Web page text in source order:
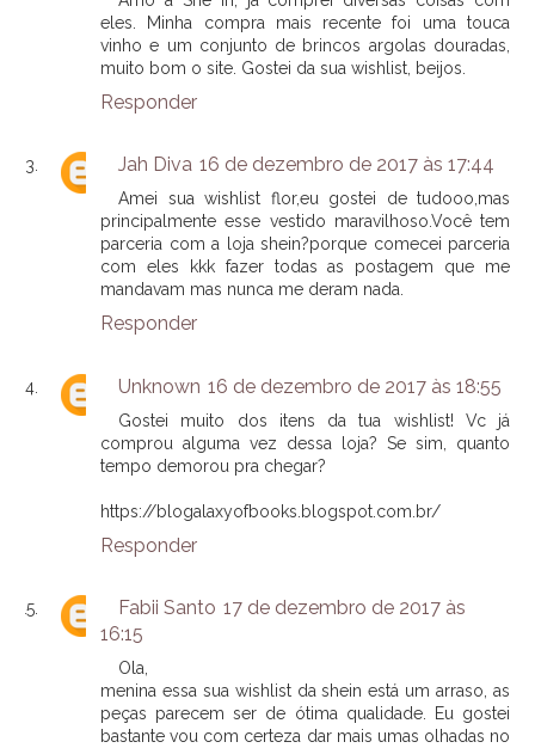
eles. Minha compra mais recente foi uma touca
vinho e um conjunto de brincos argolas douradas,
muito bom o site. Gostei da sua wishlist, beijos.
Responder
Jah Diva 16 de dezembro de 2017 às 17:44
Amei sua wishlist flor,eu gostei de tudooo,mas
principalmente esse vestido maravilhoso.Você tem
parceria com a loja shein?porque comecei parceria
com eles kkk fazer todas as postagem que me
mandavam mas nunca me deram nada.
Responder
Unknown 16 de dezembro de 2017 às 18:55
Gostei muito dos itens da tua wishlist! Vc já
comprou alguma vez dessa loja? Se sim, quanto
tempo demorou pra chegar?
https://blogalaxyofbooks.blogspot.com.br/
Responder
Fabii Santo 17 de dezembro de 2017 às
16:15
Ola,
menina essa sua wishlist da shein está um arraso, as
peças parecem ser de ótima qualidade. Eu gostei
bastante vou com certeza dar mais umas olhadas no